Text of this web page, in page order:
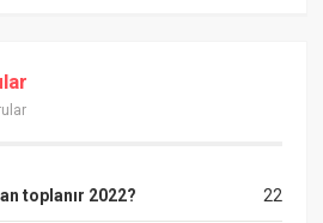
22
toplanır 2022?